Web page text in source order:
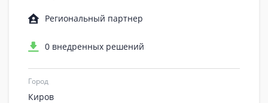
Региональный партнер
0 внедренных решений
Город
Киров